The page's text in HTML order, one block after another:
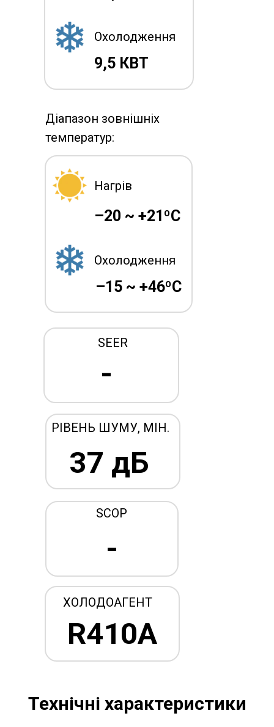
Охолодження
9,5 КВТ
SEER
-
SCOP
-
РІВЕНЬ ШУМУ, МІН.
37 дБ
ХОЛОДОАГЕНТ
R410А
Нагрів
Охолодження
–15 ~ +46ºC
–20 ~ +21ºC
Діапазон зовнішніх
температур:
Технічні характеристики